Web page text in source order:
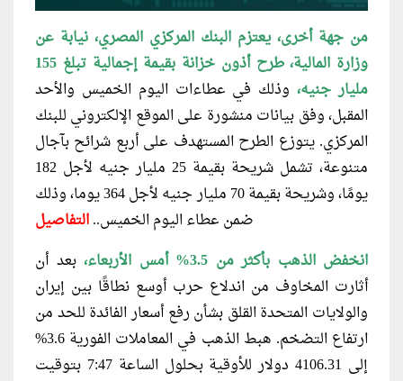
من جهة أخرى، يعتزم البنك المركزي المصري، نيابة عن
وزارة المالية، طرح أذون خزانة بقيمة إجمالية تبلغ 155
مليار جنيه،وذلك في عطاءات اليوم الخميس والأحد
المقبل، وفق بيانات منشورة على الموقع الإلكتروني للبنك
المركزي. يتوزع الطرح المستهدف على أربع شرائح بآجال
متنوعة، تشمل شريحة بقيمة 25 مليار جنيه لأجل 182
يومًا، وشريحة بقيمة 70 مليار جنيه لأجل 364 يوما، وذلك
ضمن عطاء اليوم الخميس..التفاصيل
انخفض الذهب بأكثر من 3.5% أمس الأربعاء،
بعد أن
أثارت المخاوف من اندلاع حرب أوسع نطاقًا بين إيران
والولايات المتحدة القلق بشأن رفع أسعار الفائدة للحد من
ارتفاع التضخم. هبط الذهب في المعاملات الفورية 3.6%
إلى 4106.31 دولار للأوقية بحلول الساعة 7:47 بتوقيت